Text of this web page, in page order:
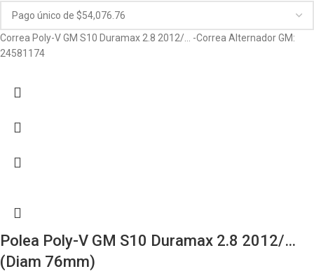
Correa Poly-V GM S10 Duramax 2.8 2012/… -Correa Alternador GM:
24581174
Polea Poly-V GM S10 Duramax 2.8 2012/…
(Diam 76mm)